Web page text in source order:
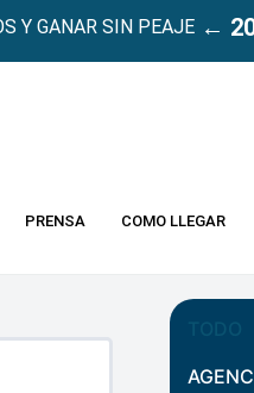
Y GANAR SIN PEAJE←
PRENSA COMO LLEGAR